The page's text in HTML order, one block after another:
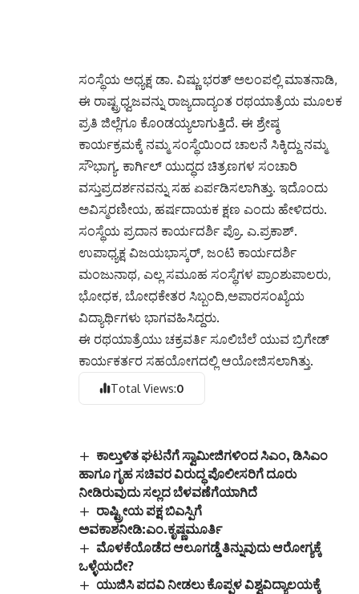
ಸಂಸ್ಥೆಯ ಅಧ್ಯಕ್ಷ ಡಾ. ವಿಷ್ಣು ಭರತ್ ಅಲಂಪಲ್ಲಿ ಮಾತನಾಡಿ,
ಈ ರಾಷ್ಟ್ರಧ್ವಜವನ್ನು ರಾಜ್ಯದಾದ್ಯಂತ ರಥಯಾತ್ರೆಯ ಮೂಲಕ
ಪ್ರತಿ ಜಿಲ್ಲೆಗೂ ಕೊoಡಯ್ಯಲಾಗುತ್ತಿದೆ. ಈ ಶ್ರೇಷ್ಠ
ಕಾರ್ಯಕ್ರಮಕ್ಕೆ ನಮ್ಮ ಸಂಸ್ಥೆಯಿಂದ ಚಾಲನೆ ಸಿಕ್ಕಿದ್ದು ನಮ್ಮ
ಸೌಭಾಗ್ಯ. ಕಾರ್ಗಿಲ್ ಯುದ್ಧದ ಚಿತ್ರಣಗಳ ಸಂಚಾರಿ
ವಸ್ತುಪ್ರದರ್ಶನವನ್ನು ಸಹ ಏರ್ಪಡಿಸಲಾಗಿತ್ತು. ಇದೊಂದು
ಅವಿಸ್ಮರಣೀಯ, ಹರ್ಷದಾಯಕ ಕ್ಷಣ ಎಂದು ಹೇಳಿದರು.
ಸಂಸ್ಥೆಯ ಪ್ರದಾನ ಕಾರ್ಯದರ್ಶಿ ಪ್ರೊ. ಎ.ಪ್ರಕಾಶ್.
ಉಪಾಧ್ಯಕ್ಷ ವಿಜಯಭಾಸ್ಕರ್, ಜಂಟಿ ಕಾರ್ಯದರ್ಶಿ
ಮಂಜುನಾಥ, ಎಲ್ಲ ಸಮೂಹ ಸಂಸ್ಥೆಗಳ ಪ್ರಾಂಶುಪಾಲರು,
ಭೋಧಕ, ಬೋಧಕೇತರ ಸಿಬ್ಬಂದಿ,ಅಪಾರಸಂಖ್ಯೆಯ
ವಿದ್ಯಾರ್ಥಿಗಳು ಭಾಗವಹಿಸಿದ್ದರು.
ಈ ರಥಯಾತ್ರೆಯು ಚಕ್ರವರ್ತಿ ಸೂಲಿಬೆಲೆ ಯುವ ಬ್ರಿಗೇಡ್
ಕಾರ್ಯಕರ್ತರ ಸಹಯೋಗದಲ್ಲಿ ಆಯೋಜಿಸಲಾಗಿತ್ತು.
Total Views:0
ಕಾಲ್ತುಳಿತ ಘಟನೆಗೆ ಸ್ವಾಮೀಜಿಗಳಿಂದ ಸಿಎಂ, ಡಿಸಿಎಂ
ಹಾಗೂ ಗೃಹ ಸಚಿವರ ವಿರುದ್ಧ ಪೊಲೀಸರಿಗೆ ದೂರು
ನೀಡಿರುವುದು ಸಲ್ಲದ ಬೆಳವಣೆಗೆಯಾಗಿದೆ
ರಾಷ್ಟ್ರೀಯ ಪಕ್ಷ ಬಿಎಸ್ಪಿಗೆ
ಅವಕಾಶನೀಡಿ:ಎಂ.ಕೃಷ್ಣಮೂರ್ತಿ
ಮೊಳಕೆಯೊಡೆದ ಆಲೂಗಡ್ಡೆ ತಿನ್ನುವುದು ಆರೋಗ್ಯಕ್ಕೆ
ಒಳ್ಳೆಯದೇ?
ಯುಜಿಸಿ ಪದವಿ ನೀಡಲು ಕೊಪ್ಪಳ ವಿಶ್ವವಿದ್ಯಾಲಯಕ್ಕೆ